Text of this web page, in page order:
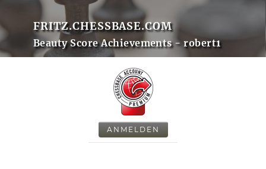
FRITZ.CHESSBASE.COM
Beauty Score Achievements - robert1
ANMELDEN